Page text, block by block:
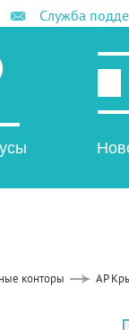
Служба
конторы АР